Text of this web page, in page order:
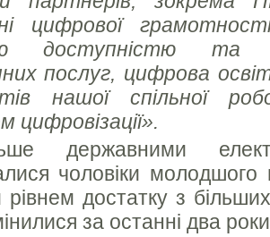
цифрової
доступністю та
послуг, цифрова
нашої спільної
цифровізації».
державними
чоловіки молодшого
достатку з
за останні два